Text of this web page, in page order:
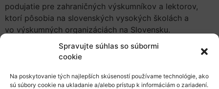
Spravujte súhlas so súbormi
cookie
Na poskytovanie tých najlepších skúseností používame technológie, ako
sú súbory cookie na ukladanie a/alebo prístup k informáciám o zariadení.
podujatie pre zahraničných výskumníkov a lektorov,
ktorí pôsobia na slovenských vysokých školách a
vo výskumných organizáciách na Slovensku.
Podujatie pod názvomTaxation of personal income of
international researchers and lecturers in Slovakia
uskutoční
14. marca 2022 v čase
od10:30do12:30hod.